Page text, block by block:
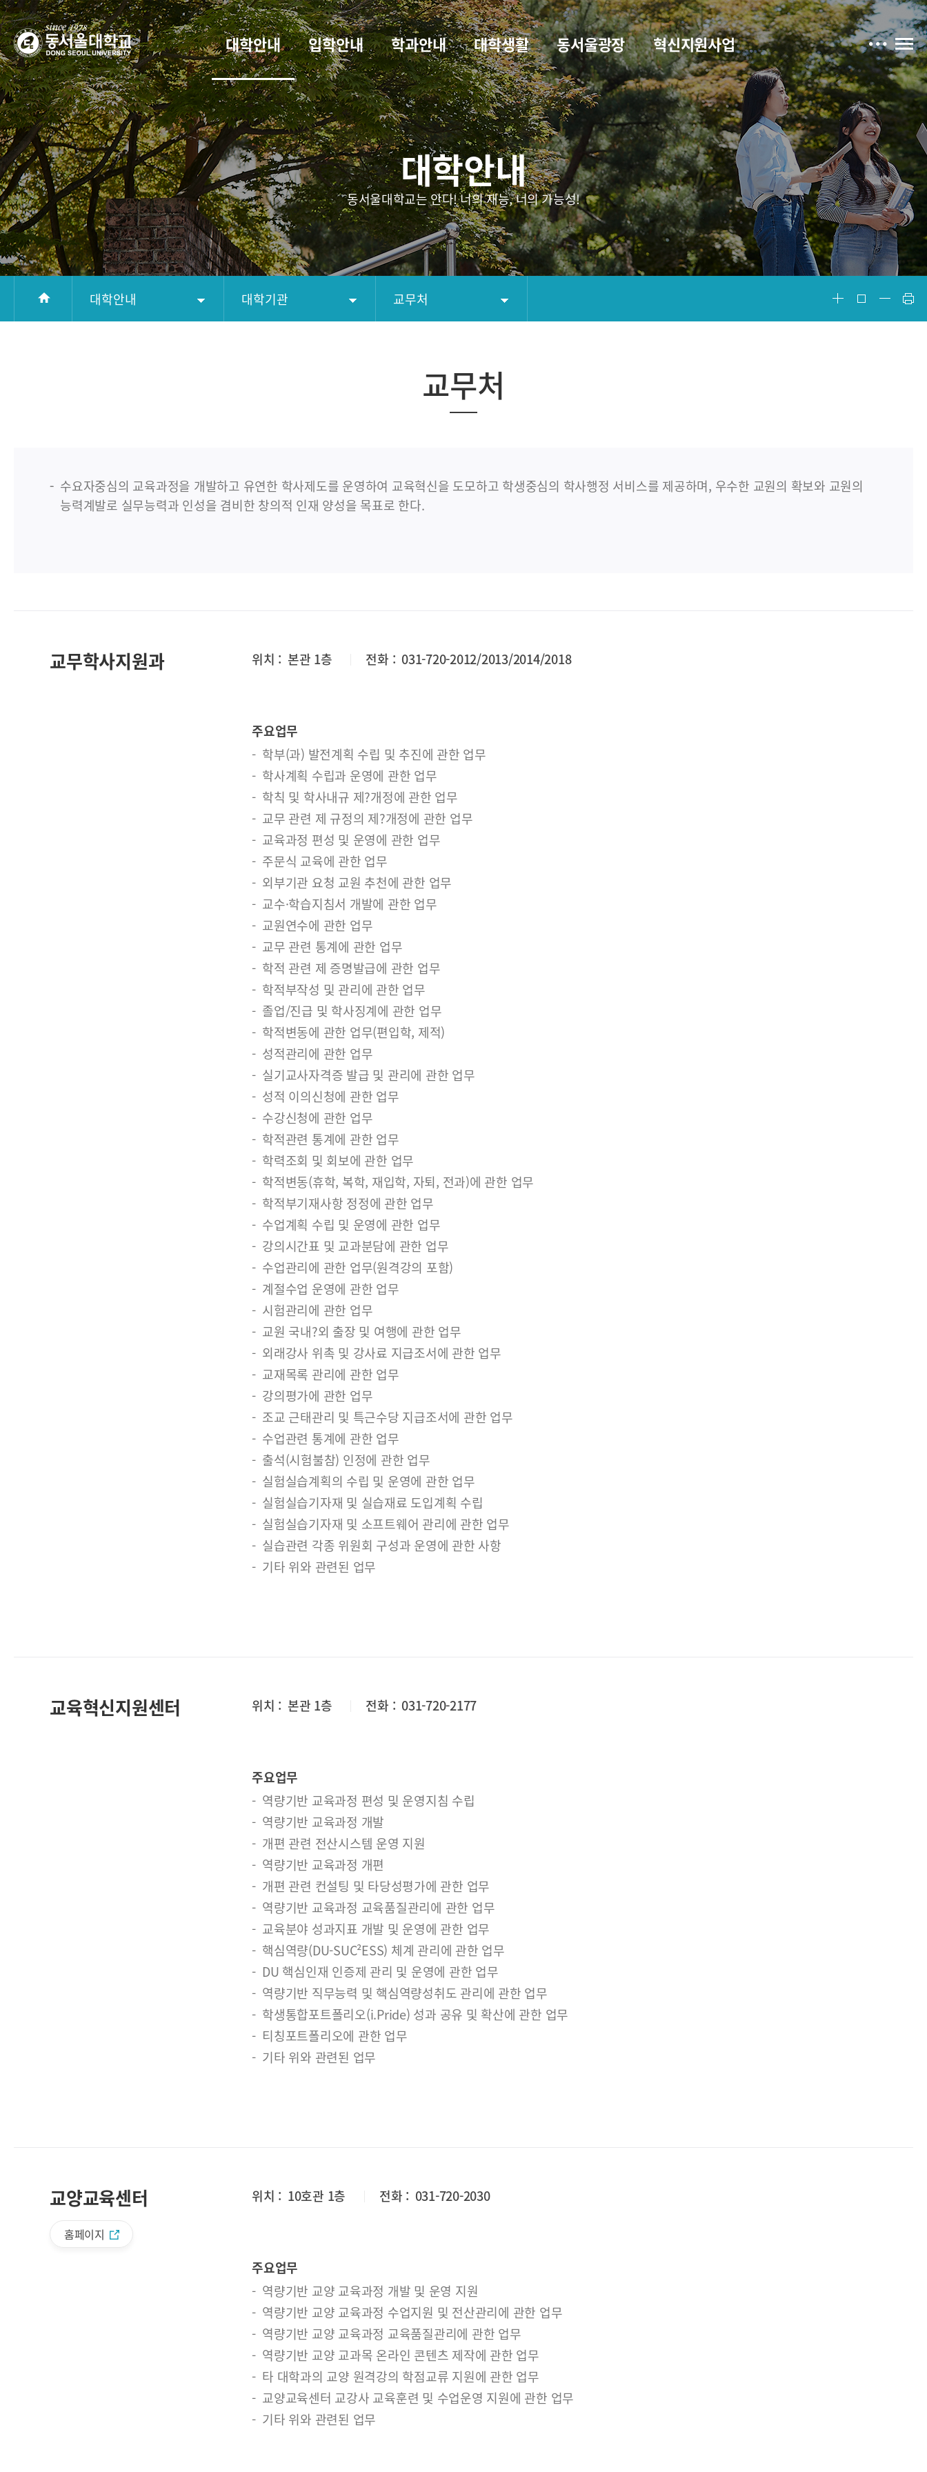
대학안내 입학안내 학과안내 대학생활 동서울광장 혁신지원사업
대학안내
동서울대학교는 안다! 너의 재능, 너의 가능성!
대학안내 대학기관 교무처
교무처
수요자중심의 교육과정을 개발하고 유연한 학사제도를 운영하여 교육혁신을 도모하고 학생중심의 학사행정 서비스를 제공하며, 우수한 교원의 확보와 교원의
능력계발로 실무능력과 인성을 겸비한 창의적 인재 양성을 목표로 한다.
교무학사지원과 위치 : 본관 1층 전화 : 031-720-2012/2013/2014/2018
주요업무
학부(과) 발전계획 수립 및 추진에 관한 업무
학사계획 수립과 운영에 관한 업무
학칙 및 학사내규 제?개정에 관한 업무
교무 관련 제 규정의 제?개정에 관한 업무
교육과정 편성 및 운영에 관한 업무
주문식 교육에 관한 업무
외부기관 요청 교원 추천에 관한 업무
교수·학습지침서 개발에 관한 업무
교원연수에 관한 업무
교무 관련 통계에 관한 업무
학적 관련 제 증명발급에 관한 업무
학적부작성 및 관리에 관한 업무
졸업/진급 및 학사징계에 관한 업무
학적변동에 관한 업무(편입학, 제적)
성적관리에 관한 업무
실기교사자격증 발급 및 관리에 관한 업무
성적 이의신청에 관한 업무
수강신청에 관한 업무
학적관련 통계에 관한 업무
학력조회 및 회보에 관한 업무
학적변동(휴학, 복학, 재입학, 자퇴, 전과)에 관한 업무
학적부기재사항 정정에 관한 업무
수업계획 수립 및 운영에 관한 업무
강의시간표 및 교과분담에 관한 업무
수업관리에 관한 업무(원격강의 포함)
계절수업 운영에 관한 업무
시험관리에 관한 업무
교원 국내?외 출장 및 여행에 관한 업무
외래강사 위촉 및 강사료 지급조서에 관한 업무
교재목록 관리에 관한 업무
강의평가에 관한 업무
조교 근태관리 및 특근수당 지급조서에 관한 업무
수업관련 통계에 관한 업무
출석(시험불참) 인정에 관한 업무
실험실습계획의 수립 및 운영에 관한 업무
실험실습기자재 및 실습재료 도입계획 수립
실험실습기자재 및 소프트웨어 관리에 관한 업무
실습관련 각종 위원회 구성과 운영에 관한 사항
기타 위와 관련된 업무
교육혁신지원센터 위치 : 본관 1층 전화 : 031-720-2177
주요업무
역량기반 교육과정 편성 및 운영지침 수립
역량기반 교육과정 개발
개편 관련 전산시스템 운영 지원
역량기반 교육과정 개편
개편 관련 컨설팅 및 타당성평가에 관한 업무
역량기반 교육과정 교육품질관리에 관한 업무
교육분야 성과지표 개발 및 운영에 관한 업무
핵심역량(DU-SUC²ESS) 체계 관리에 관한 업무
DU 핵심인재 인증제 관리 및 운영에 관한 업무
역량기반 직무능력 및 핵심역량성취도 관리에 관한 업무
학생통합포트폴리오(i.Pride) 성과 공유 및 확산에 관한 업무
티칭포트폴리오에 관한 업무
기타 위와 관련된 업무
교양교육센터
홈페이지
위치 : 10호관 1층 전화 : 031-720-2030
주요업무
역량기반 교양 교육과정 개발 및 운영 지원
역량기반 교양 교육과정 수업지원 및 전산관리에 관한 업무
역량기반 교양 교육과정 교육품질관리에 관한 업무
역량기반 교양 교과목 온라인 콘텐츠 제작에 관한 업무
타 대학과의 교양 원격강의 학점교류 지원에 관한 업무
교양교육센터 교강사 교육훈련 및 수업운영 지원에 관한 업무
기타 위와 관련된 업무